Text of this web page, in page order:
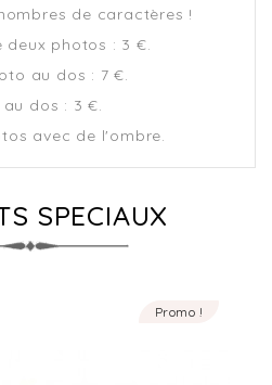
de caractères !
deux photos : 3 €.
au dos : 7 €.
au dos : 3 €.
avec de l'ombre.
SPECIAUX
Promo !